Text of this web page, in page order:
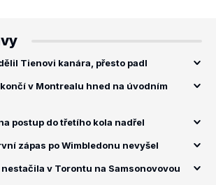
Tienovi kanára, přesto padl
v Montrealu hned na úvodním
postup do třetího kola nadřel
zápas po Wimbledonu nevyšel
v Torontu na Samsonovovou